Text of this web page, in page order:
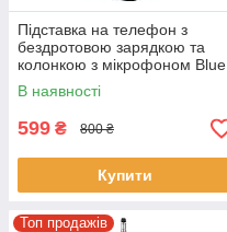
Підставка на телефон з
бездротовою зарядкою та
колонкою з мікрофоном Blue
Tooth AND K18 -2 Складна
підставка
В наявності
599 ₴ 800 ₴
Купити
Топ продажів